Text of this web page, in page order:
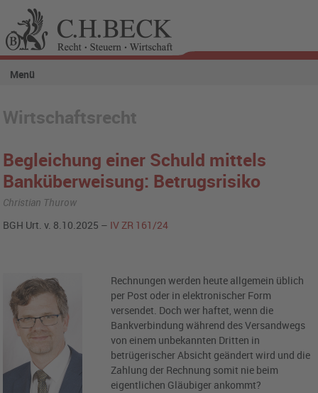
Menü
Wirtschaftsrecht
Begleichung einer Schuld mittels
Banküberweisung: Betrugsrisiko
Christian Thurow
BGH Urt. v. 8.10.2025 – IV ZR 161/24
Rechnungen werden heute allgemein üblich
per Post oder in elektronischer Form
versendet. Doch wer haftet, wenn die
Bankverbindung während des Versandwegs
von einem unbekannten Dritten in
betrügerischer Absicht geändert wird und die
Zahlung der Rechnung somit nie beim
eigentlichen Gläubiger ankommt?